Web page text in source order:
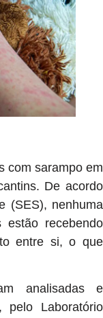
com sarampo em
De acordo
(SES), nenhuma
recebendo
entre si, o que
analisadas e
pelo Laboratório